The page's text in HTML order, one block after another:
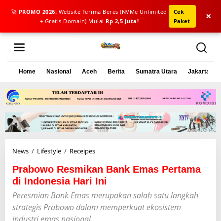
🚀 PROMO 2026: Website Terima Beres (NVMe Unlimited
+ Gratis Domain) Mulai Rp 2,5 Juta!
Cek
Paket
×
L
Home Nasional Aceh Berita Sumatra Utara Jakarta
News / Lifestyle / Receipes
a
b
w
o
Prabowo Resmikan Bank Emas Pertama
di Indonesia Hari Ini
Peresmian Bank Emas merupakan salah satu langkah
strategis Prabowo dalam memperkuat ekosistem